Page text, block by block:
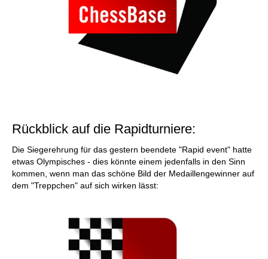
Rückblick auf die Rapidturniere:
Die Siegerehrung für das gestern beendete "Rapid event" hatte
etwas Olympisches - dies könnte einem jedenfalls in den Sinn
kommen, wenn man das schöne Bild der Medaillengewinner auf
dem "Treppchen" auf sich wirken lässt: